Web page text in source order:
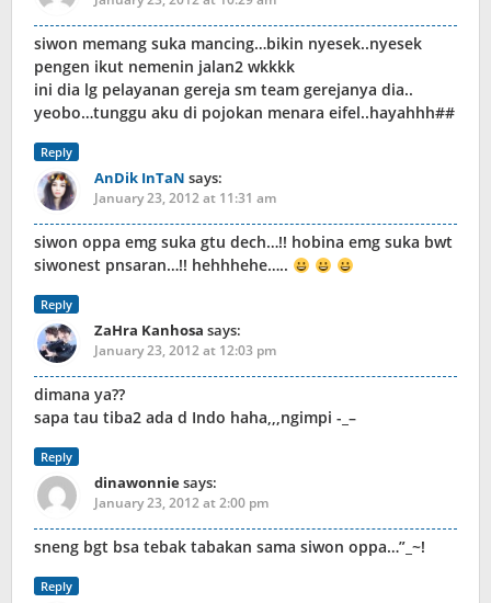
siwon memang suka mancing…bikin nyesek..nyesek
pengen ikut nemenin jalan2 wkkkk
ini dia lg pelayanan gereja sm team gerejanya dia..
yeobo…tunggu aku di pojokan menara eifel..hayahhh##
Reply
AnDik InTaN says:
January 23, 2012 at 11:31 am
siwon oppa emg suka gtu dech…!! hobina emg suka bwt
siwonest pnsaran…!! hehhhehe…..
Reply
ZaHra Kanhosa says:
January 23, 2012 at 12:03 pm
dimana ya??
sapa tau tiba2 ada d Indo haha,,,ngimpi -_–
Reply
dinawonniesays:
January 23, 2012 at 2:00 pm
sneng bgt bsa tebak tabakan sama siwon oppa…”_~!
Reply